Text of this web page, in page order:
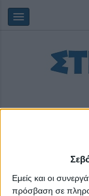
Εμείς και οι
πρόσβαση σε